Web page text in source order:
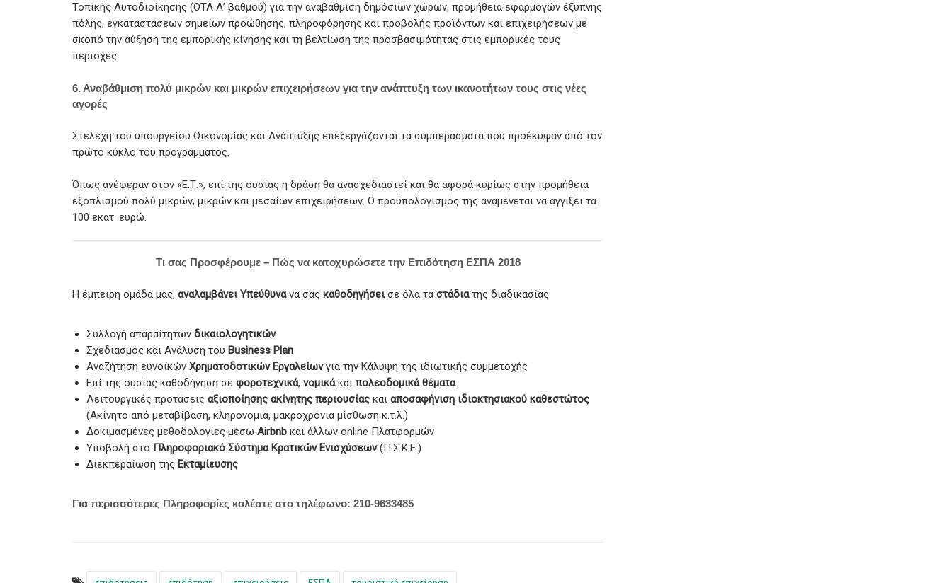
Τοπικής Αυτοδιοίκησης (ΟΤΑ Α’ βαθμού) για την αναβάθμιση δημόσιων χώρων, προμήθεια εφαρμογών έξυπνης
πόλης, εγκαταστάσεων σημείων προώθησης, πληροφόρησης και προβολής προϊόντων και επιχειρήσεων με
σκοπό την αύξηση της εμπορικής κίνησης και τη βελτίωση της προσβασιμότητας στις εμπορικές τους
περιοχές.
6. Αναβάθμιση πολύ μικρών και μικρών επιχειρήσεων για την ανάπτυξη των ικανοτήτων τους στις νέες
αγορές
Στελέχη του υπουργείου Οικονομίας και Ανάπτυξης επεξεργάζονται τα συμπεράσματα που προέκυψαν από τον
πρώτο κύκλο του προγράμματος.
Όπως ανέφεραν στον «Ε.Τ.», επί της ουσίας η δράση θα ανασχεδιαστεί και θα αφορά κυρίως στην προμήθεια
εξοπλισμού πολύ μικρών, μικρών και μεσαίων επιχειρήσεων. Ο προϋπολογισμός της αναμένεται να αγγίξει τα
100 εκατ. ευρώ.
Τι σας Προσφέρουμε – Πώς να κατοχυρώσετε την Επιδότηση ΕΣΠΑ 2018
Η έμπειρη ομάδα μας, αναλαμβάνει Υπεύθυνανα σας καθοδηγήσεισε όλα τα στάδιατης διαδικασίας
Συλλογή απαραίτητων δικαιολογητικών
Σχεδιασμός και Ανάλυση του Business Plan
Αναζήτηση ευνοϊκών Χρηματοδοτικών Εργαλείωνγια την Κάλυψη της ιδιωτικής συμμετοχής
Επί της ουσίας καθοδήγηση σε φοροτεχνικά, νομικάκαι πολεοδομικά θέματα
Λειτουργικές προτάσεις αξιοποίησης ακίνητης περιουσίας και αποσαφήνιση ιδιοκτησιακού καθεστώτος
(Ακίνητο από μεταβίβαση, κληρονομιά, μακροχρόνια μίσθωση κ.τ.λ.)
Δοκιμασμένες μεθοδολογίες μέσω Airbnb και άλλων online Πλατφορμών
Υποβολή στο Πληροφοριακό Σύστημα Κρατικών Ενισχύσεων(Π.Σ.Κ.Ε.)
Διεκπεραίωση της Εκταμίευσης
Για περισσότερες Πληροφορίες καλέστε στο τηλέφωνο: 210-9633485